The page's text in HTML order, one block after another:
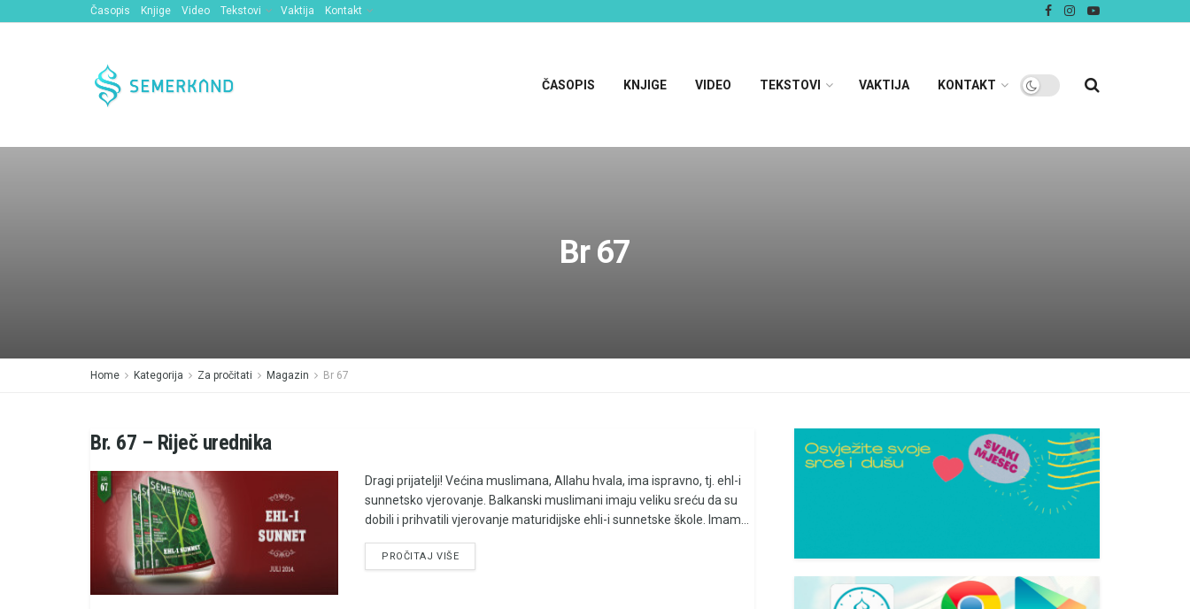
Časopis Knjige Video Tekstovi Vaktija Kontakt
ČASOPIS KNJIGE VIDEO TEKSTOVI VAKTIJA KONTAKT
Br 67
Home Kategorija Za pročitati Magazin Br 67
Br. 67 – Riječ urednika
Dragi prijatelji! Većina muslimana, Allahu hvala, ima ispravno, tj. ehl-i
sunnetsko vjerovanje. Balkanski muslimani imaju veliku sreću da su
dobili i prihvatili vjerovanje maturidijske ehli-i sunnetske škole. Imam...
PROČITAJ VIŠE